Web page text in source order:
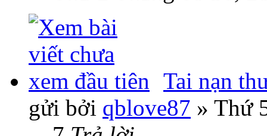
Tai nạn
gửi bởi qblove87 » Thứ